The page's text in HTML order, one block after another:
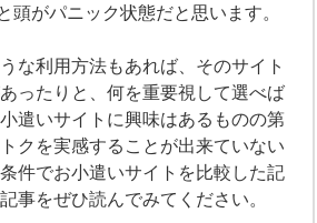
頭がパニック状態だと思います。
な利用方法もあれば、そのサイト
ったりと、何を重要視して選べば
遣いサイトに興味はあるものの第
クを実感することが出来ていない
件でお小遣いサイトを比較した記
事をぜひ読んでみてください。